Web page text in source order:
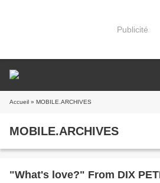
Publicité
Accueil » MOBILE.ARCHIVES
MOBILE.ARCHIVES
"What's love?" From DIX